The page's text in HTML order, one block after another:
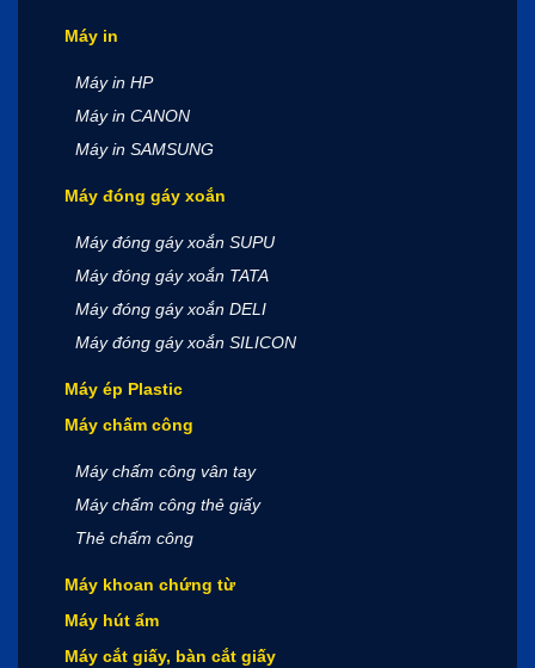
Máy in
Máy in HP
Máy in CANON
Máy in SAMSUNG
Máy đóng gáy xoắn
Máy đóng gáy xoắn SUPU
Máy đóng gáy xoắn TATA
Máy đóng gáy xoắn DELI
Máy đóng gáy xoắn SILICON
Máy ép Plastic
Máy chấm công
Máy chấm công vân tay
Máy chấm công thẻ giấy
Thẻ chấm công
Máy khoan chứng từ
Máy hút ẩm
Máy cắt giấy, bàn cắt giấy